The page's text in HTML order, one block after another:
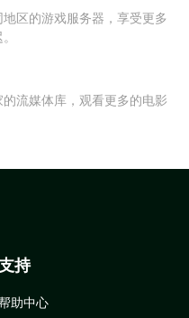
区的游戏服务器，享受更多
流媒体库，观看更多的电影
持
助中心